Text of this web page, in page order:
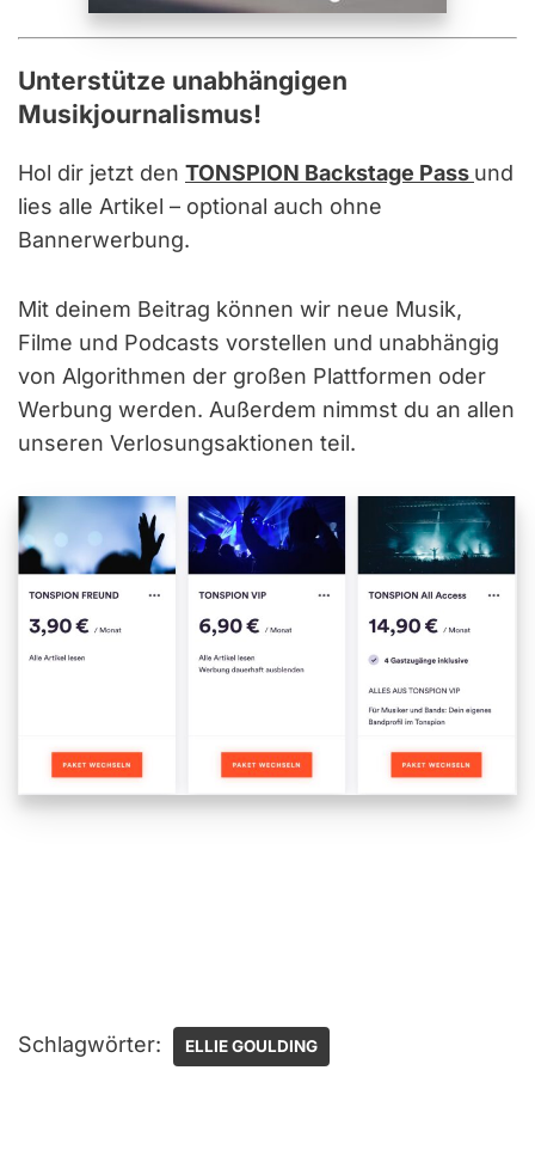
Unterstütze unabhängigen
Musikjournalismus!
Hol dir jetzt den TONSPION Backstage Pass und
lies alle Artikel – optional auch ohne
Bannerwerbung.
Mit deinem Beitrag können wir neue Musik,
Filme und Podcasts vorstellen und unabhängig
von Algorithmen der großen Plattformen oder
Werbung werden. Außerdem nimmst du an allen
unseren Verlosungsaktionen teil.
Schlagwörter: ELLIE GOULDING